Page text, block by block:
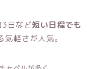
日など短い日程でも
軽さが人気。